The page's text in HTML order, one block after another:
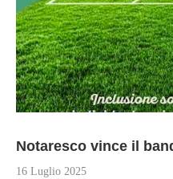
Notaresco vince il
16 Luglio 2025